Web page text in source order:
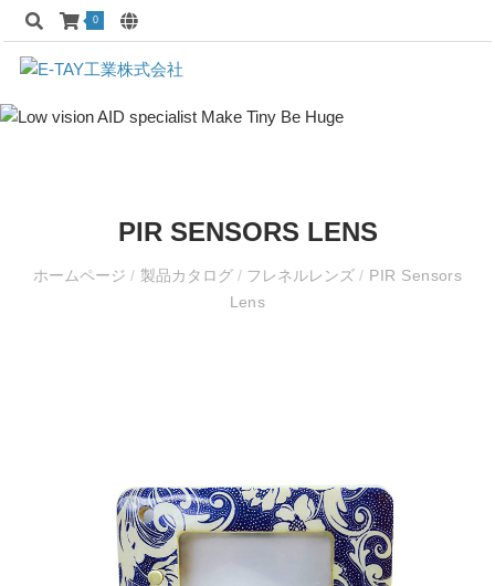
0
PIR SENSORS LENS
ホームページ / 製品カタログ / フレネルレンズ/ PIR Sensors
Lens